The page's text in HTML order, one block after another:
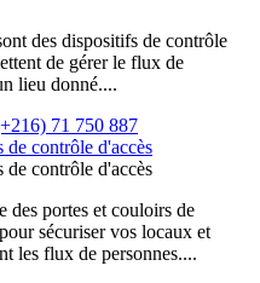
des dispositifs de contrôle
de gérer le flux de
lieu donné....
71 750 887
de contrôle d'accès
de contrôle d'accès
des portes et couloirs de
sécuriser vos locaux et
les flux de personnes....